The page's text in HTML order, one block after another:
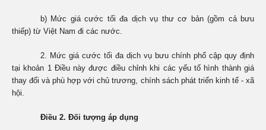
b) Mức giá cước tối đa dịch vụ thư cơ bản (gồm cả bưu
thiếp) từ Việt Nam đi các nước.
2. Mức giá cước tối đa dịch vụ bưu chính phổ cập quy định
tại khoản 1 Điều này được điều chỉnh khi các yếu tố hình thành giá
thay đổi và phù hợp với chủ trương, chính sách phát triển kinh tế - xã
hội.
Điều 2. Đối tượng áp dụng